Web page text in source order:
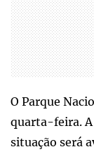
O Parque
quarta-feira.
situação será